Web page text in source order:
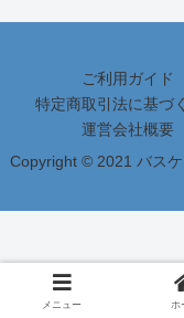
ご利用ガイド
特定商取引法に基づ
運営会社概要
Copyright © 2021 バス
メニュー ホ